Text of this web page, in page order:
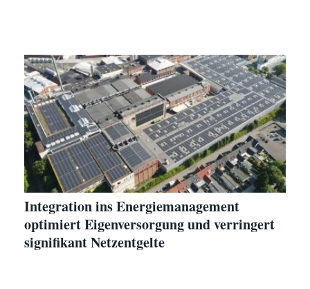
Integration ins Energiemanagement
optimiert Eigenversorgung und verringert
signifikant Netzentgelte